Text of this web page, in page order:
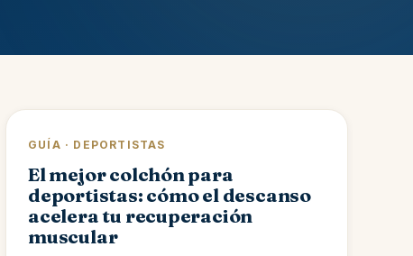
GUÍA · DEPORTISTAS
El mejor colchón para
deportistas: cómo el descanso
acelera tu recuperación
muscular